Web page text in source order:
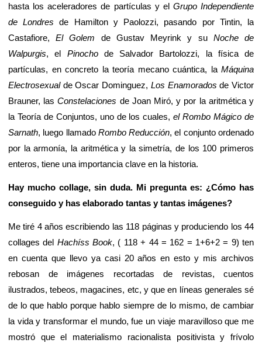
hasta los aceleradores de partículas y el Grupo Independiente
de Londres de Hamilton y Paolozzi, pasando por Tintin, la
Castafiore,El Golem de Gustav Meyrink y su Noche de
Walpurgis, el Pinochode Salvador Bartolozzi, la física de
partículas, en concreto la teoría mecano cuántica, la Máquina
Electrosexualde Oscar Dominguez, Los Enamoradosde Victor
Brauner, lasConstelaciones de Joan Miró, y por la aritmética y
la Teoría de Conjuntos, uno de los cuales,el Rombo Mágico de
Sarnath, luego llamado Rombo Reducción, el conjunto ordenado
por la armonía, la aritmética y la simetría, de los 100 primeros
enteros, tiene una importancia clave en la historia.
Hay mucho collage, sin duda. Mi pregunta es: ¿Cómo has
conseguido y has elaborado tantas y tantas imágenes?
Me tiré 4 años escribiendo las 118 páginas y produciendo los 44
collages del Hachíss Book, ( 118 + 44 = 162 = 1+6+2 = 9) ten
en cuenta que llevo ya casi 20 años en esto y mis archivos
rebosan de imágenes recortadas de revistas, cuentos
ilustrados, tebeos, magacines, etc, y que en líneas generales sé
de lo que hablo porque hablo siempre de lo mismo, de cambiar
la vida y transformar el mundo, fue un viaje maravilloso que me
mostró que el materialismo racionalista positivista y frívolo